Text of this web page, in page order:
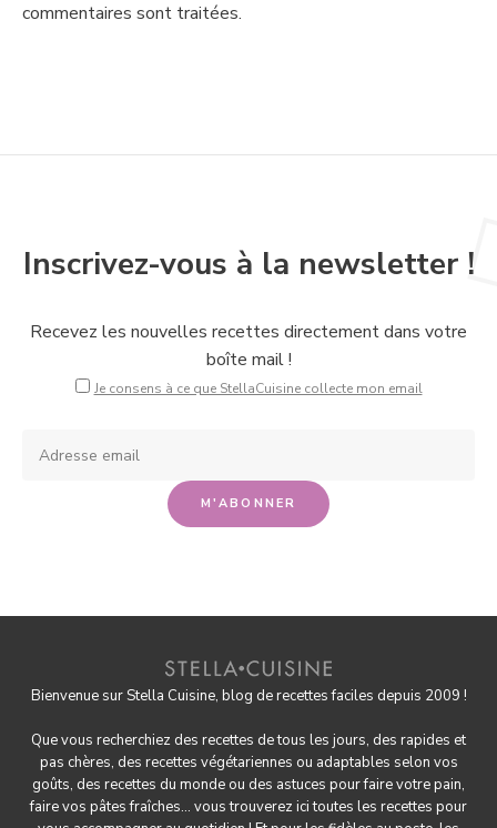
commentaires sont traitées.
Inscrivez-vous à la newsletter !
Recevez les nouvelles recettes directement dans votre
boîte mail !
Je consens à ce que StellaCuisine collecte mon email
Bienvenue sur Stella Cuisine, blog de recettes faciles depuis 2009 !
Que vous recherchiez des recettes de tous les jours, des rapides et
pas chères, des recettes végétariennes ou adaptables selon vos
goûts, des recettes du monde ou des astuces pourfaire votre pain,
fairevos pâtes fraîches... vous trouverez ici toutes les recettes pour